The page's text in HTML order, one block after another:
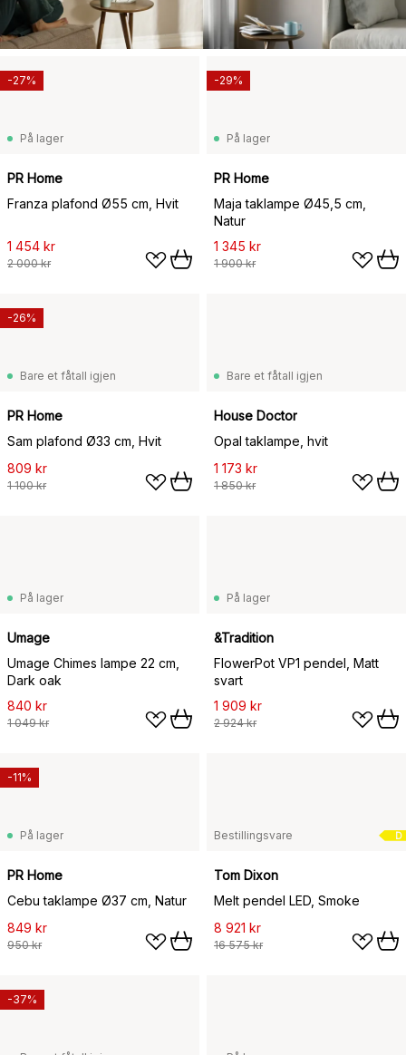
På lager
PR Home
Franza plafond Ø55 cm, Hvit
1 454 kr
2 000 kr
-27%
På lager
PR Home
Maja taklampe Ø45,5 cm,
Natur
1 345 kr
1 900 kr
-29%
Bare et fåtall igjen
PR Home
Sam plafond Ø33 cm, Hvit
809 kr
1 100 kr
-26%
Bare et fåtall igjen
House Doctor
Opal taklampe, hvit
1 173 kr
1 850 kr
På lager
Umage
Umage Chimes lampe 22 cm,
Dark oak
840 kr
1 049 kr
På lager
&Tradition
FlowerPot VP1 pendel, Matt
svart
1 909 kr
2 924 kr
På lager
PR Home
Cebu taklampe Ø37 cm, Natur
849 kr
950 kr
-11%
D
Bestillingsvare
Tom Dixon
Melt pendel LED, Smoke
8 921 kr
16 575 kr
-37%